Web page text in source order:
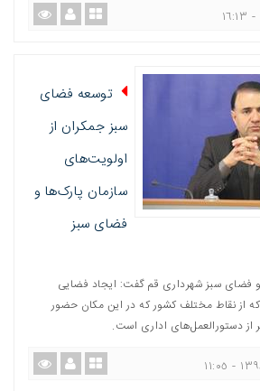
توسعه فضای
سبز جمکران از
اولویت‌های
سازمان پارک‌ها و
فضای سبز
و فضای سبز شهرداری قم گفت: ایجاد فضایی
که از نقاط مختلف کشور که در این مکان حضور
از دستورالعمل‌های اداری است.